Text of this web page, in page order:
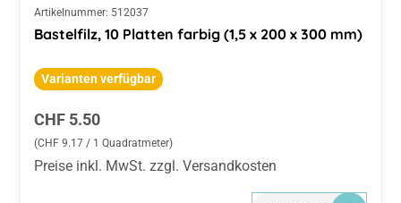
Artikelnummer: 512037
Bastelfilz, 10 Platten farbig (1,5 x 200 x 300 mm)
Varianten verfügbar
Regulärer Preis:
CHF 5.50
(CHF 9.17 / 1 Quadratmeter)
Preise inkl. MwSt. zzgl. Versandkosten